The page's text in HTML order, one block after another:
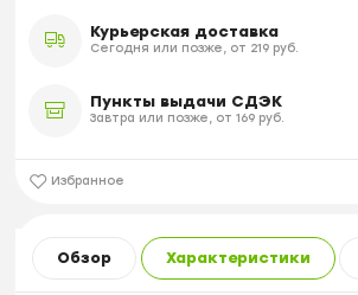
Курьерская доставка
Сегодня или позже, от 219 руб.
Пункты выдачи СДЭК
Завтра или позже, от 169 руб.
Избранное
Обзор Характеристики